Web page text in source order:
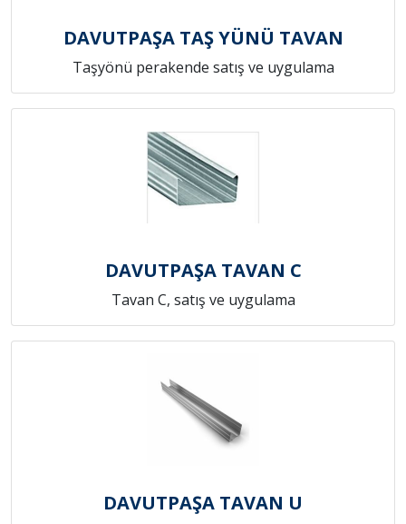
DAVUTPAŞA TAŞ YÜNÜ TAVAN
Taşyönü perakende satış ve uygulama
DAVUTPAŞA TAVAN C
Tavan C, satış ve uygulama
DAVUTPAŞA TAVAN U